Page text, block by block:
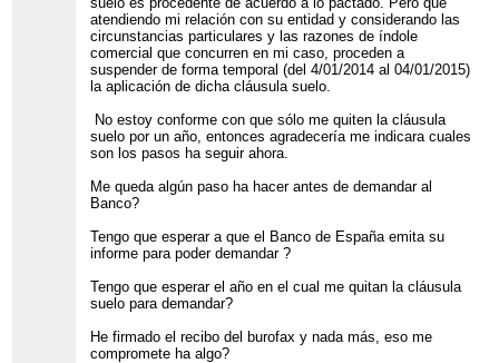
atendiendo mi relación con su entidad y considerando las
circunstancias particulares y las razones de índole
comercial que concurren en mi caso, proceden a
suspender de forma temporal (del 4/01/2014 al 04/01/2015)
la aplicación de dicha cláusula suelo.
No estoy conforme con que sólo me quiten la cláusula
suelo por un año, entonces agradecería me indicara cuales
son los pasos ha seguir ahora.
Me queda algún paso ha hacer antes de demandar al
Banco?
Tengo que esperar a que el Banco de España emita su
informe para poder demandar ?
Tengo que esperar el año en el cual me quitan la cláusula
suelo para demandar?
He firmado el recibo del burofax y nada más, eso me
compromete ha algo?